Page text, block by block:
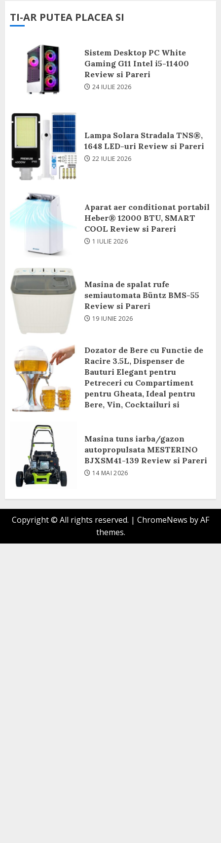
TI-AR PUTEA PLACEA SI
Sistem Desktop PC White
Gaming G11 Intel i5-11400
Review si Pareri
24 IULIE 2026
Lampa Solara Stradala TNS®,
1648 LED-uri Review si Pareri
22 IULIE 2026
Aparat aer conditionat portabil
Heber® 12000 BTU, SMART
COOL Review si Pareri
1 IULIE 2026
Masina de spalat rufe
semiautomata Büntz BMS-55
Review si Pareri
19 IUNIE 2026
Dozator de Bere cu Functie de
Racire 3.5L, Dispenser de
Bauturi Elegant pentru
Petreceri cu Compartiment
pentru Gheata, Ideal pentru
Bere, Vin, Cocktailuri si
8 IUNIE 2026
Masina tuns iarba/gazon
autopropulsata MESTERINO
BJXSM41-139 Review si Pareri
14 MAI 2026
Copyright © All rights reserved. | ChromeNews by AF
themes.